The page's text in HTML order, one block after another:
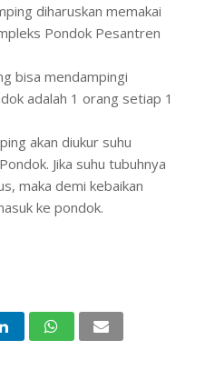
diharuskan memakai
Pondok Pesantren
bisa mendampingi
adalah 1 orang setiap 1
akan diukur suhu
Jika suhu tubuhnya
maka demi kebaikan
ke pondok.